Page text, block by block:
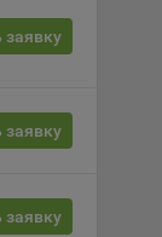
заявку
заявку
заявку